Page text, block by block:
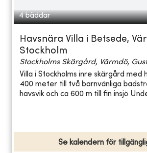
4 bäddar
Havsnära Villa i Betsede,
Stockholm
Stockholms Skärgård, Värmdö,
Villa i Stockholms inre skärgård med
400 meter till två barnvänliga
havsvik och ca 600 m till fin insjö
Se kalendern för